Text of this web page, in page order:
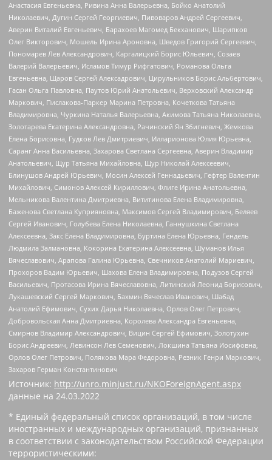
Анастасия Евгеньевна, Ривина Анна Валерьевна, Бойко Анатолий
Николаевич, Дугин Сергей Георгиевич, Пивоваров Андрей Сергеевич,
Аверин Виталий Евгеньевич, Барахоев Магомед Бекханович, Шарипков
Олег Викторович, Мошель Ирина Ароновна, Шведов Григорий Сергеевич,
Пономарев Лев Александрович, Каргалицкий Борис Юльевич, Созаев
Валерий Валерьевич, Исламов Тимур Рифгатович, Романова Ольга
Евгеньевна, Щаров Сергей Алексадрович, Цирульников Борис Альбертович,
Гасан Ольга Павловна, Паутов Юрий Анатольевич, Верховский Александр
Маркович, Пислакова-Паркер Марина Петровна, Кочеткова Татьяна
Владимировна, Чуркина Наталья Валерьевна, Акимова Татьяна Николаевна,
Золотарева Екатерина Александровна, Рачинский Ян Збигневич, Жемкова
Елена Борисовна, Гудков Лев Дмитриевич, Илларионова Юлия Юрьевна,
Саранг Анна Васильевна, Захарова Светлана Сергеевна, Аверин Владимир
Анатольевич, Щур Татьяна Михайловна, Щур Николай Алексеевич,
Блинушов Андрей Юрьевич, Мосин Алексей Геннадьевич, Гефтер Валентин
Михайлович, Симонов Алексей Кириллович, Флиге Ирина Анатольевна,
Мельникова Валентина Дмитриевна, Вититинова Елена Владимировна,
Баженова Светлана Куприяновна, Максимов Сергей Владимирович, Беляев
Сергей Иванович, Голубева Елена Николаевна, Ганнушкина Светлана
Алексеевна, Закс Елена Владимировна, Буртина Елена Юрьевна, Гендель
Людмила Залмановна, Кокорина Екатерина Алексеевна, Шуманов Илья
Вячеславович, Арапова Галина Юрьевна, Свечников Анатолий Мариевич,
Прохоров Вадим Юрьевич, Шахова Елена Владимировна, Подузов Сергей
Васильевич, Протасова Ирина Вячеславовна, Литинский Леонид Борисович,
Лукашевский Сергей Маркович, Бахмин Вячеслав Иванович, Шабад
Анатолий Ефимович, Сухих Дарья Николаевна, Орлов Олег Петрович,
Добровольская Анна Дмитриевна, Королева Александра Евгеньевна,
Смирнов Владимир Александрович, Вицин Сергей Ефимович, Золотухин
Борис Андреевич, Левинсон Лев Семенович, Локшина Татьяна Иосифовна,
Орлов Олег Петрович, Полякова Мара Федоровна, Резник Генри Маркович,
Захаров Герман Константинович
Источник: http://unro.minjust.ru/NKOForeignAgent.aspx
данные на 24.03.2022
* Единый федеральный список организаций, в том числе
иностранных и международных организаций, признанных
в соответствии с законодательством Российской Федерации
террористическими: